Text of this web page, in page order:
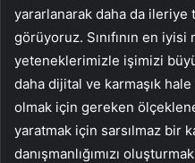
yararlanarak daha da ileriye
görüyoruz. Sınıfının en
yeteneklerimizle işimizi
daha dijital ve karmaşık hale
olmak için gereken
yaratmak için sarsılmaz bir
danışmanlığımızı